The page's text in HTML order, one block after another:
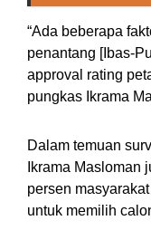
“Ada beberapa
penantang [Ibas-
approval rating
pungkas Ikrama
Dalam temuan
Ikrama Masloman
persen
untuk memilih